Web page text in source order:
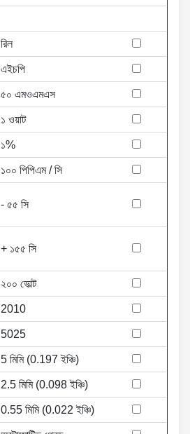
রিল
এইচপি
৫০ এমওএমএস
১ ওয়াট
১%
১০০ পিপিএম / সি
- ৫৫ সি
+ ১৫৫ সি
২০০ ভোল্ট
2010
5025
5 মিমি (0.197 ইঞ্চি)
2.5 মিমি (0.098 ইঞ্চি)
0.55 মিমি (0.022 ইঞ্চি)